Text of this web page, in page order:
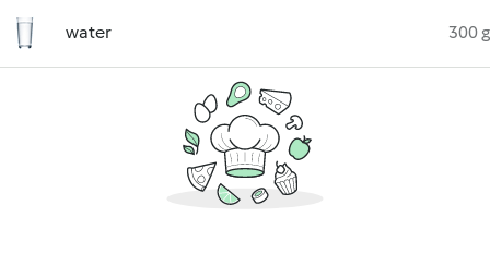
water 300 g